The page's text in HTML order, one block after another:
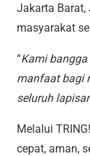
Jakarta Barat,
masyarakat
“Kami
manfaat bagi
seluruh
Melalui
cepat, aman,